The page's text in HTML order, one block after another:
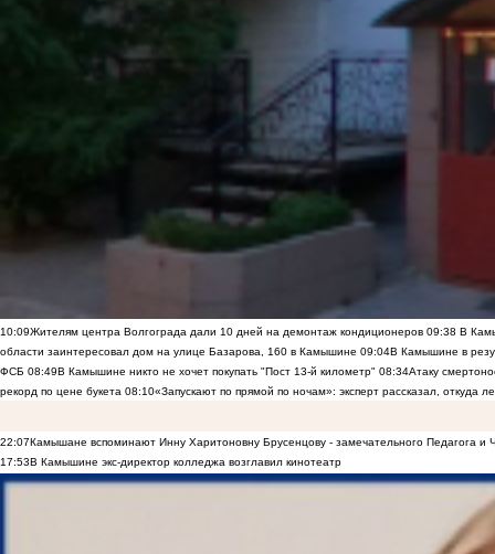
10:09Жителям центра Волгограда дали 10 дней на демонтаж кондиционеров 09:38 В
области заинтересовал дом на улице Базарова, 160 в Камышине 09:04В Камышине в
ФСБ 08:49В Камышине никто не хочет покупать "Пост 13-й километр" 08:34Атаку
рекорд по цене букета 08:10«Запускают по прямой по ночам»: эксперт рассказал, откуда
22:07Камышане вспоминают Инну Харитоновну Брусенцову - замечательного Педагога и
17:53В Камышине экс-директор колледжа возглавил кинотеатр